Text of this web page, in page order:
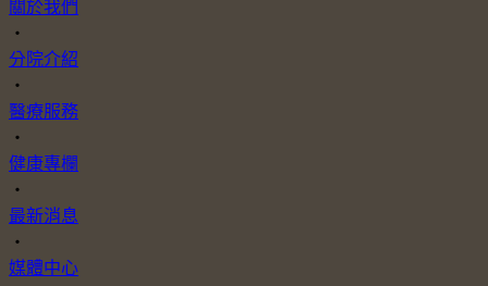
關於我們
・
分院介紹
・
醫療服務
・
健康專欄
・
最新消息
・
媒體中心